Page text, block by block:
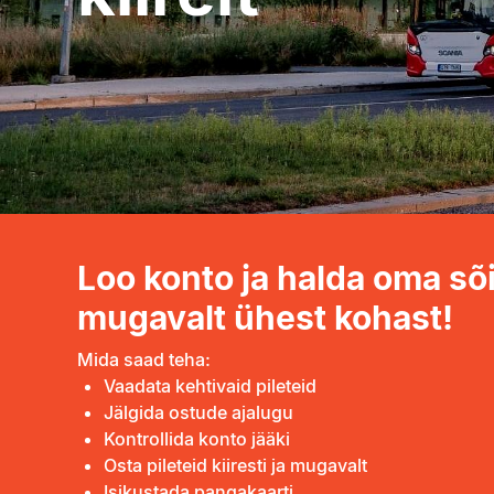
Loo konto ja halda oma
mugavalt ühest kohast!
Mida saad teha:
Vaadata kehtivaid pileteid
Jälgida ostude ajalugu
Kontrollida konto jääki
Osta pileteid kiiresti ja mugavalt